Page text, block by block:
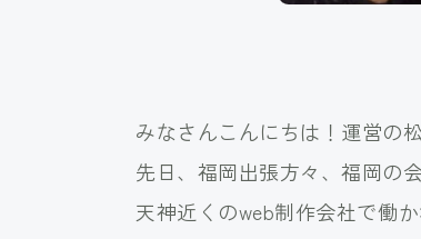
みなさんこんにちは！運営の
先日、福岡出張方々、福岡の
天神近くのweb制作会社で働